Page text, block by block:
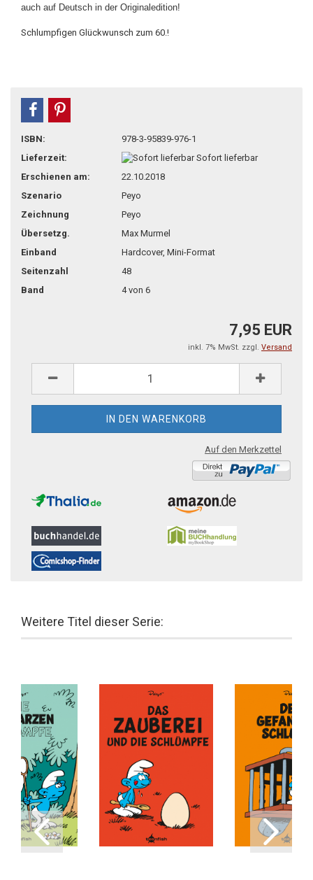
auch auf Deutsch in der Originaledition!
Schlumpfigen Glückwunsch zum 60.!
teilen
ISBN:
978-3-95839-976-1
Lieferzeit:
Sofort lieferbar
Erschienen am:
22.10.2018
Szenario
Peyo
Zeichnung
Peyo
Übersetzg.
Max Murmel
Einband
Hardcover, Mini-Format
Seitenzahl
48
Band
4 von 6
7,95 EUR
inkl. 7% MwSt. zzgl. Versand
Auf den Merkzettel
Weitere Titel dieser Serie: